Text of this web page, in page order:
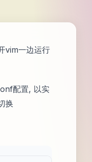
vim一边运行
配置, 以实
换